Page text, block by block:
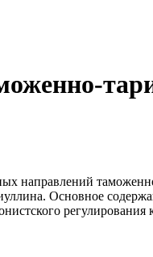
направлений
Основное
регулирования